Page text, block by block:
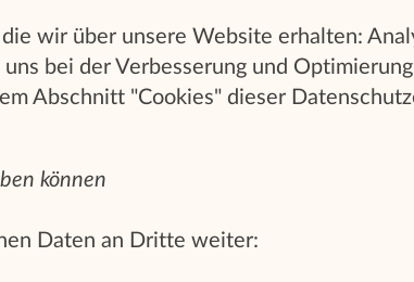
wir über unsere Website erhalten:
bei der Verbesserung und
Abschnitt "Cookies" dieser
können
Daten an Dritte weiter: